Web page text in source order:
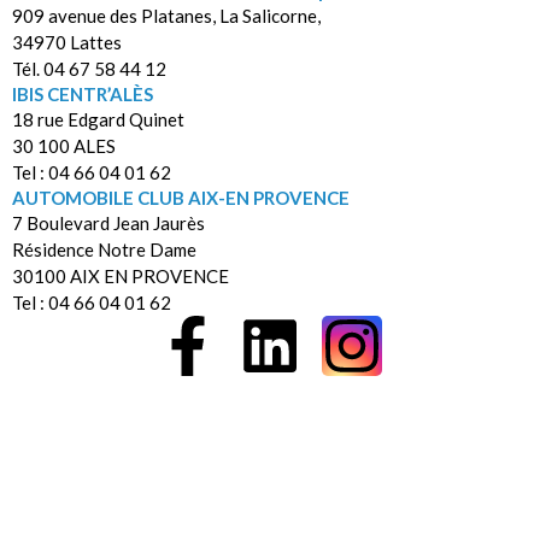
909 avenue des Platanes, La Salicorne,
34970 Lattes
Tél. 04 67 58 44 12
IBIS CENTR’ALÈS
18 rue Edgard Quinet
30 100 ALES
Tel : 04 66 04 01 62
AUTOMOBILE CLUB AIX-EN PROVENCE
7 Boulevard Jean Jaurès
Résidence Notre Dame
30100 AIX EN PROVENCE
Tel : 04 66 04 01 62